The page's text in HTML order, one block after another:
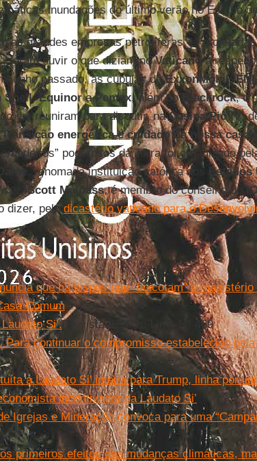
inundações do último verão no Estado
as grandes empresas petrolíferas, já
foram ouvir o que diziam noVaticanoa respeito
junho passado, as cúpulas daExxonMobil,ENI
Shell,EquinorePemex, além do Blackrock, o
se reuniram para discutir, naCasina Pio IV,
Transição energética e cuidado da nossa casa
poderosos da Terra foi organizado
, renomada instituição católica dos
,Scott Malpass, é membro do conselho do
dizer, pelodicastério vaticano para o
que há bispos que "boicotam" o magistério
Comum
Si’.Revista IHU On-Line, N° 469
Para continuar o compromisso estabelecido
a Laudato Si' inteira para Trump, linha por
incentivador da Laudato Si’
Igrejas e Mineração convoca para uma
primeiros efeitos das mudanças climáticas,